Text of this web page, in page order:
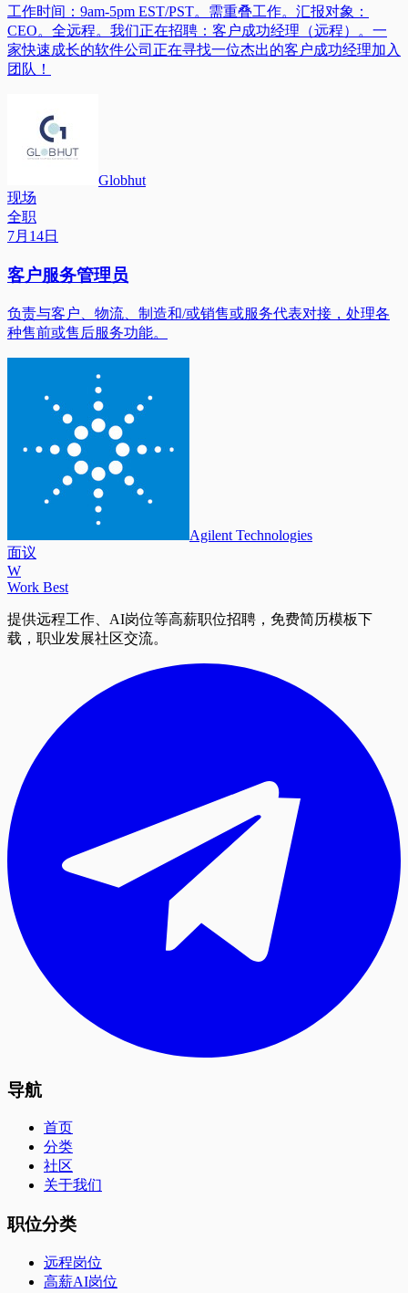
工作时间：9am-5pm EST/PST。需重叠工作。汇报对象：
CEO。全远程。我们正在招聘：客户成功经理（远程）。一
家快速成长的软件公司正在寻找一位杰出的客户成功经理加入
团队！
Globhut
现场
全职
7月14日
客户服务管理员
负责与客户、物流、制造和/或销售或服务代表对接，处理各
种售前或售后服务功能。
Agilent Technologies
面议
W
Work Best
提供远程工作、AI岗位等高薪职位招聘，免费简历模板下
载，职业发展社区交流。
导航
首页
分类
社区
关于我们
职位分类
远程岗位
高薪AI岗位